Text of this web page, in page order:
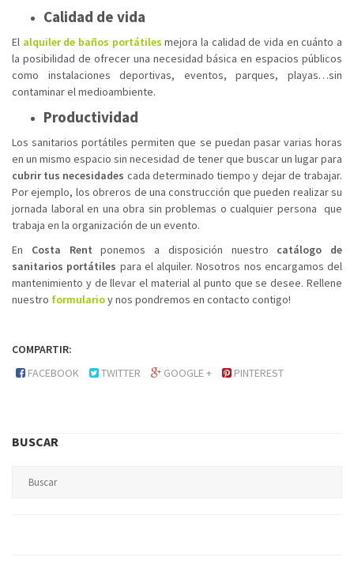
Calidad de vida
El alquiler de baños portátiles mejora la calidad de vida en cuánto a
la posibilidad de ofrecer una necesidad básica en espacios públicos
como instalaciones deportivas, eventos, parques, playas…sin
contaminar el medioambiente.
Productividad
Los sanitarios portátiles permiten que se puedan pasar varias horas
en un mismo espacio sin necesidad de tener que buscar un lugar para
cubrir tus necesidades cada determinado tiempo y dejar de trabajar.
Por ejemplo, los obreros de una construcción que pueden realizar su
jornada laboral en una obra sin problemas o cualquier persona que
trabaja en la organización de un evento.
En Costa Rent ponemos a disposición nuestro catálogo de
sanitarios portátiles para el alquiler. Nosotros nos encargamos del
mantenimiento y de llevar el material al punto que se desee. Rellene
nuestro formularioy nos pondremos en contacto contigo!
COMPARTIR:
FACEBOOK
TWITTER GOOGLE + PINTEREST
BUSCAR